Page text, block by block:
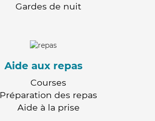
Gardes de nuit
Aide aux repas
Courses
Préparation des repas
Aide à la prise